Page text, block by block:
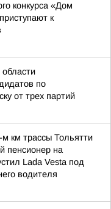
конкурса «Дом
к
по
от трех партий
км трассы Тольятти
пенсионер на
Lada Vesta под
водителя